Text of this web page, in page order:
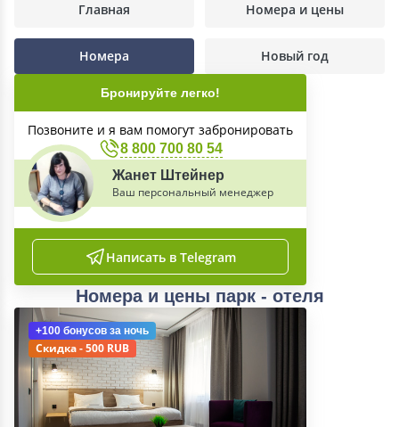
Главная Номера и цены
Номера Новый год
Бронируйте легко!
Позвоните и я вам помогут забронировать
8 800 700 80 54
Жанет Штейнер
Ваш персональный менеджер
Написать в Telegram
Номера и цены парк - отеля
+100 бонусов за ночь
Скидка - 500 RUB